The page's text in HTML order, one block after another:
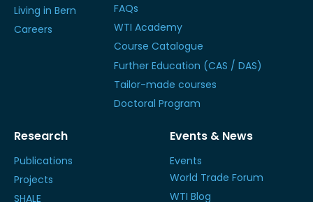
Living in Bern
Careers
FAQs
WTI Academy
Course Catalogue
Further Education (CAS / DAS)
Tailor-made courses
Doctoral Program
Research
Publications
Projects
SHALE
Events & News
Events
World Trade Forum
WTI Blog